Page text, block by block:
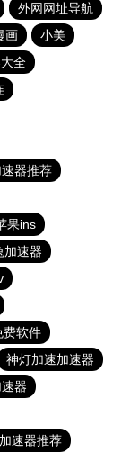
外网网址导航
画
小美
全
器推荐
果ins
加速器
费软件
神灯加速加速器
器
速器推荐